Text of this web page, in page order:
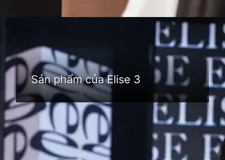
https://idep.edu.vn/thoi-trang-elise-74
Sản phẩm của Elise 3